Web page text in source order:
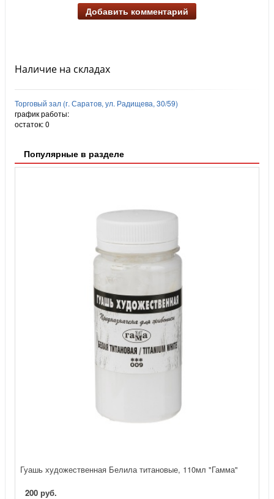
Добавить комментарий
Наличие на складах
Торговый зал (г. Саратов, ул. Радищева, 30/59)
график работы:
остаток:0
Популярные в разделе
Гуашь художественная Белила титановые, 110мл "Гамма"
200 руб.